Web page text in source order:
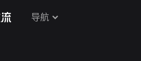
导航